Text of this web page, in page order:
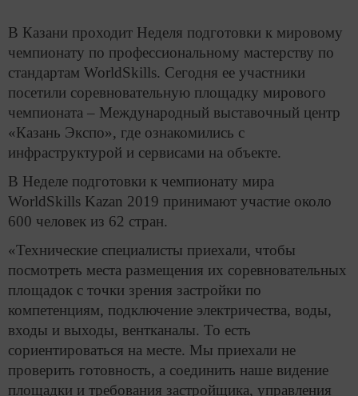
В Казани проходит Неделя подготовки к мировому
чемпионату по профессиональному мастерству по
стандартам WorldSkills. Сегодня ее участники
посетили соревновательную площадку мирового
чемпионата – Международный выставочный центр
«Казань Экспо», где ознакомились с
инфраструктурой и сервисами на объекте.
В Неделе подготовки к чемпионату мира
WorldSkills Kazan 2019 принимают участие около
600 человек из 62 стран.
«Технические специалисты приехали, чтобы
посмотреть места размещения их соревновательных
площадок с точки зрения застройки по
компетенциям, подключение электричества, воды,
входы и выходы, вентканалы. То есть
сориентироваться на месте. Мы приехали не
проверить готовность, а соединить наше видение
площадки и требования застройщика, управления